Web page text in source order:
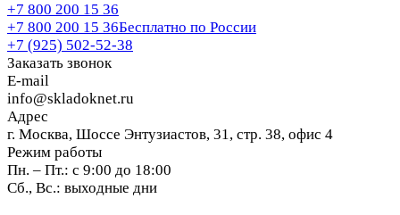
+7 800 200 15 36
+7 800 200 15 36Бесплатно по России
+7 (925) 502-52-38
Заказать звонок
E-mail
info@skladoknet.ru
Адрес
г. Москва, Шоссе Энтузиастов, 31, стр. 38, офис 4
Режим работы
Пн. – Пт.: с 9:00 до 18:00
Сб., Вс.: выходные дни